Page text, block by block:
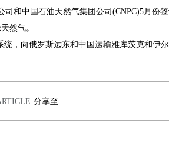
和中国石油天然气集团公司 (CNPC)5月份
然气。
统，向俄罗斯远东和中国运输雅库茨克和伊
分享至